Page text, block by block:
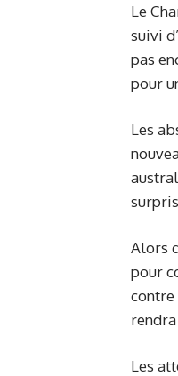
Le
suivi
pas
pour
Les
Alors
pour
contre
Les